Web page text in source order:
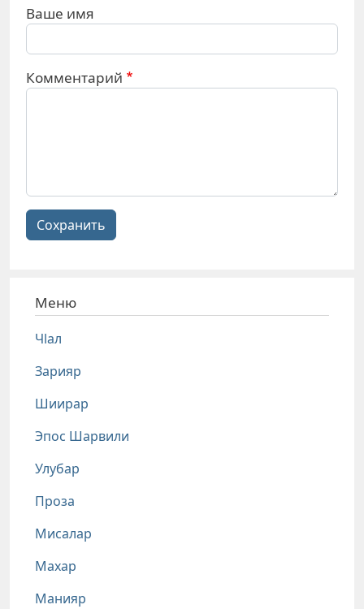
Ваше имя
Комментарий
Сохранить
Меню
Чlал
Зарияр
Шиирар
Эпос Шарвили
Улубар
Проза
Мисалар
Махар
Манияр